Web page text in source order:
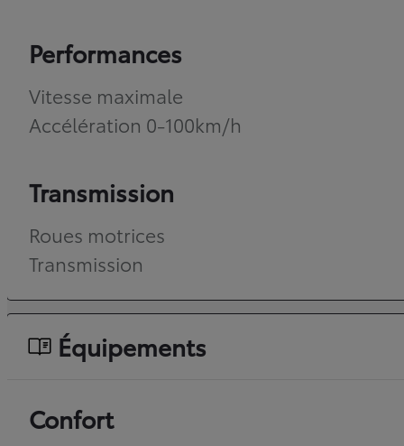
Performances
Vitesse maximale
Accélération 0-100km/h
Transmission
Roues motrices
Transmission
Équipements
Confort